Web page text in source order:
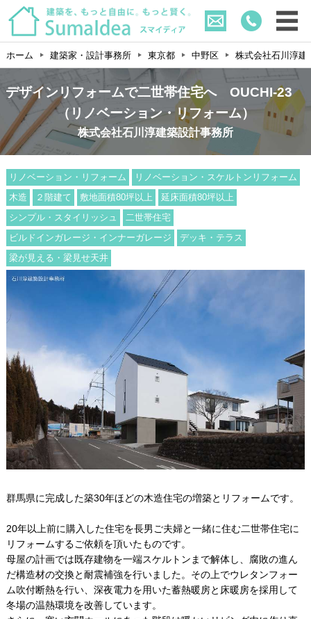
ホーム 建築家・設計事務所 東京都 中野区 株式会社石川淳建
デザインリフォームで二世帯住宅へ OUCHI-23
（リノベーション・リフォーム）
株式会社石川淳建築設計事務所
リノベーション・リフォーム
リノベーション・スケルトンリフォーム
木造
２階建て 敷地面積80坪以上
延床面積80坪以上
シンプル・スタイリッシュ
二世帯住宅
ビルドインガレージ・インナーガレージ
デッキ・テラス
梁が見える・梁見せ天井
群馬県に完成した築30年ほどの木造住宅の増築とリフォームです。
20年以上前に購入した住宅を長男ご夫婦と一緒に住む二世帯住宅に
リフォームするご依頼を頂いたものです。
母屋の計画では既存建物を一端スケルトンまで解体し、腐敗の進ん
だ構造材の交換と耐震補強を行いました。その上でウレタンフォー
ム吹付断熱を行い、深夜電力を用いた蓄熱暖房と床暖房を採用して
冬場の温熱環境を改善しています。